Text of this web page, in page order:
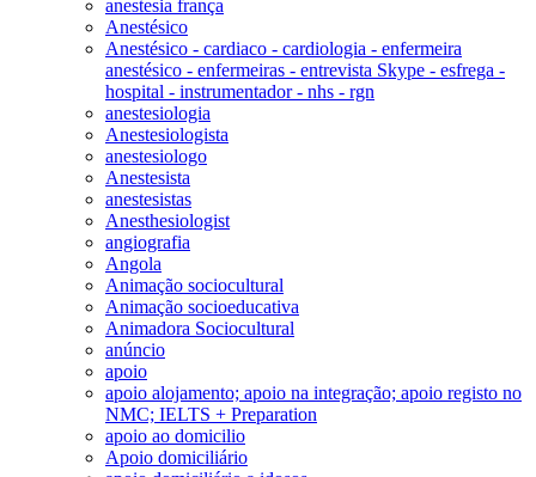
anestesia frança
Anestésico
Anestésico - cardiaco - cardiologia - enfermeira
anestésico - enfermeiras - entrevista Skype - esfrega -
hospital - instrumentador - nhs - rgn
anestesiologia
Anestesiologista
anestesiologo
Anestesista
anestesistas
Anesthesiologist
angiografia
Angola
Animação sociocultural
Animação socioeducativa
Animadora Sociocultural
anúncio
apoio
apoio alojamento; apoio na integração; apoio registo no
NMC; IELTS + Preparation
apoio ao domicilio
Apoio domiciliário